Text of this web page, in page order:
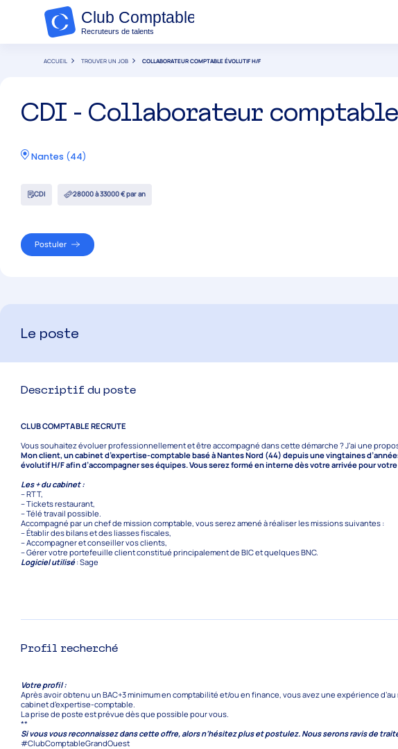
ACCUEIL TROUVER UN JOB COLLABORATEUR COMPTABLE ÉVOLUTIF H/F
CDI - Collaborateur
Nantes (44)
CDI 28000 à 33000 € par an
Postuler
Le poste
Descriptif du poste
CLUB COMPTABLE RECRUTE
Vous souhaitez évoluer professionnellement et être accompagné dans cette démarche ? J’ai une
Mon client, un cabinet d’expertise-comptable basé à Nantes Nord (44) depuis une vingtaines
évolutif H/F afin d’accompagner ses équipes. Vous serez formé en interne dès votre arrivée pour
Les + du cabinet :
– RTT,
– Tickets restaurant,
– Télé travail possible.
Accompagné par un chef de mission comptable, vous serez amené à réaliser les missions suivantes :
– Établir des bilans et des liasses fiscales,
– Accompagner et conseiller vos clients,
– Gérer votre portefeuille client constitué principalement de BIC et quelques BNC.
Logiciel utilisé: Sage
Profil recherché
Votre profil :
Après avoir obtenu un BAC+3 minimum en comptabilité et/ou en finance, vous avez une expérience
cabinet d’expertise-comptable.
La prise de poste est prévue dès que possible pour vous.
**
Si vous vous reconnaissez dans cette offre, alors n’hésitez plus et postulez. Nous serons ravis de
#ClubComptableGrandOuest